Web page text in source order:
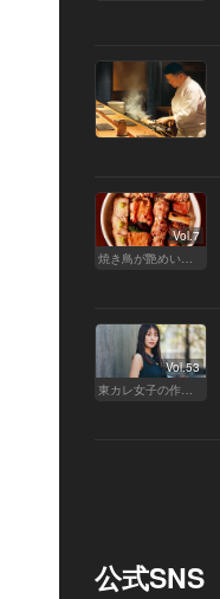
Vol.7
焼き鳥が艶めいてきた
Vol.53
東カレ女子の作り方
公式SNS